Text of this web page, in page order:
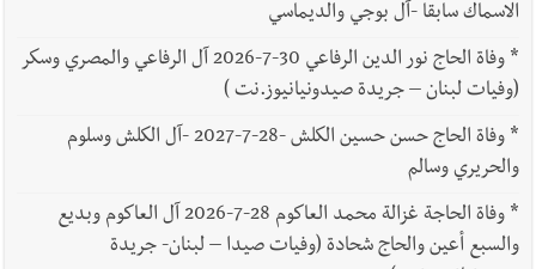
الاسماك سابقا -آل بوجي والديماسي
*
وفاة الحاج نور الدين الرفاعي 30-7-2026 آل الرفاعي والمصري وسكر
(وفيات لبنان – جريدة صيدونيانيوز.نت )
*
وفاة الحاج حسن حسين الكلش -28-7-2027 -آل الكلش وسلوم
والحريري وسالم
*
وفاة الحاجة غزالة محمد العاكوم 28-7-2026 آل العاكوم وبديع
والسبع أعين والحاج شحادة (وفيات صيدا – لبنان- جريدة